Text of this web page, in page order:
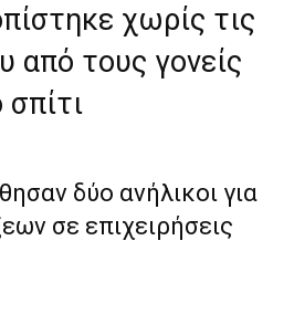
χωρίς τις
από τους γονείς
δύο ανήλικοι για
σε επιχειρήσεις